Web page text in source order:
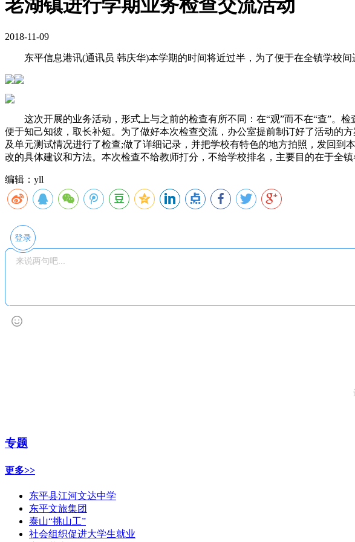
老湖镇进行学期业务检查交流活动
2018-11-09
东平信息港讯(通讯员 韩庆华)本学期的时间将近过半，为了便于在全镇学校间
这次开展的业务活动，形式上与之前的检查有所不同：在“观”而不在“查”。检
便于知己知彼，取长补短。为了做好本次检查交流，办公室提前制订好了活动的
及单元测试情况进行了检查;做了详细记录，并把学校有特色的地方拍照，发回
改的具体建议和方法。本次检查不给教师打分，不给学校排名，主要目的在于全镇
编辑：yll
登录
专题
更多>>
东平县江河文达中学
东平文旅集团
泰山“挑山工”
社会组织促进大学生就业